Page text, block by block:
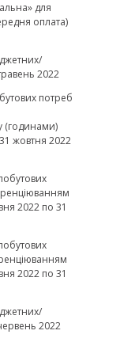
для
оплата)
2022
потреб
(годинами)
жовтня 2022
2022 по 31
2022 по 31
2022